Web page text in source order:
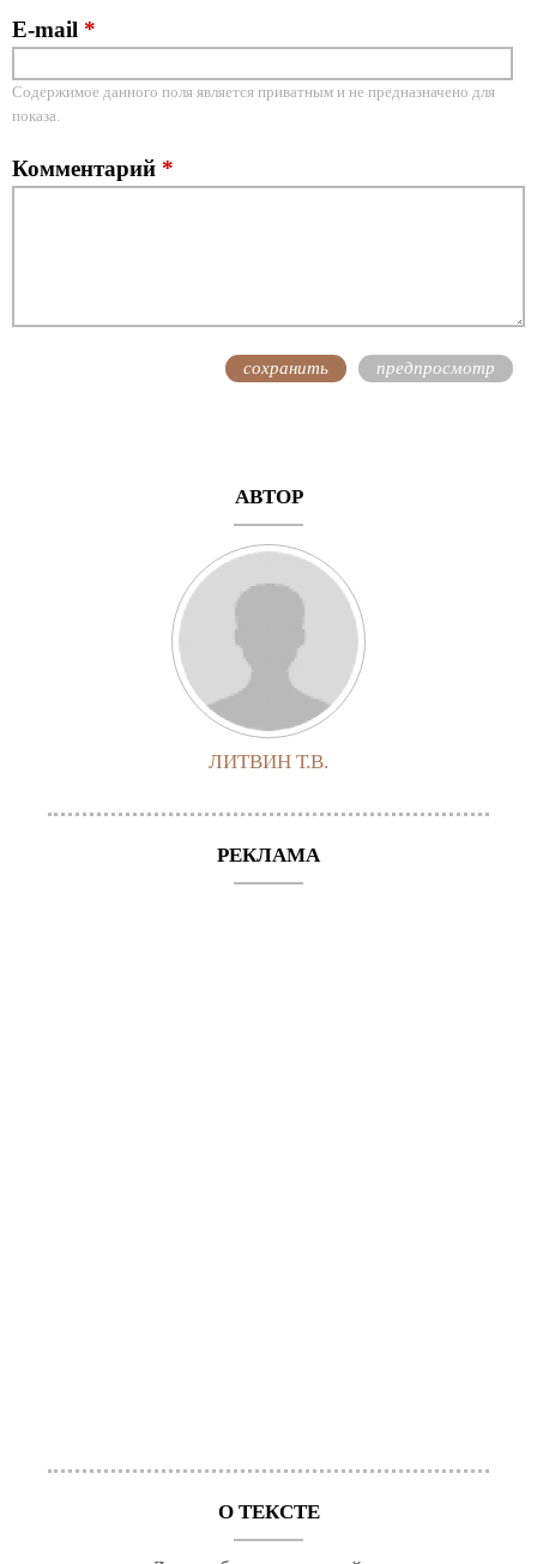
E-mail *
Содержимое данного поля является приватным и не предназначено для
показа.
Комментарий *
АВТОР
ЛИТВИН Т.В.
РЕКЛАМА
О ТЕКСТЕ